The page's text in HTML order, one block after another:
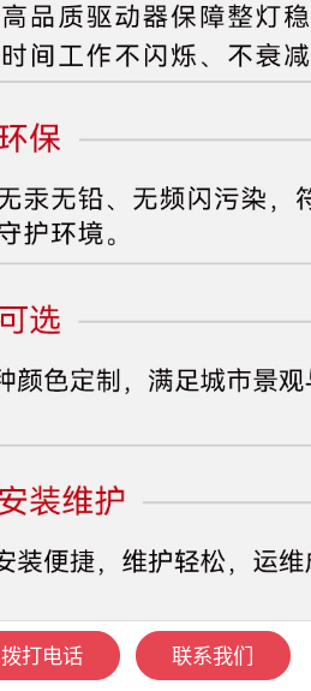
拨打电话 联系我们